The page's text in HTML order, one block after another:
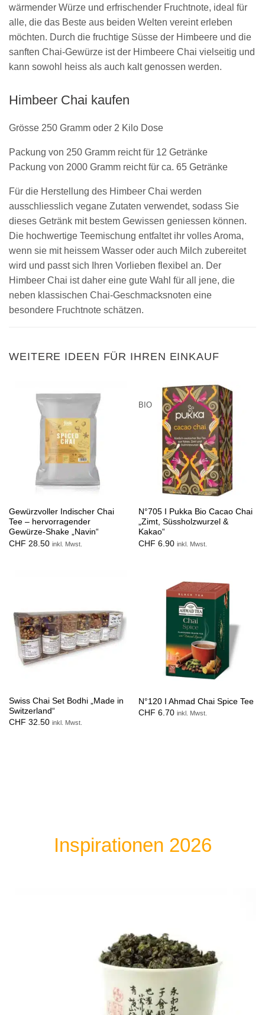
wärmender Würze und erfrischender Fruchtnote, ideal für
alle, die das Beste aus beiden Welten vereint erleben
möchten. Durch die fruchtige Süsse der Himbeere und die
sanften Chai-Gewürze ist der Himbeere Chai vielseitig und
kann sowohl heiss als auch kalt genossen werden.
Himbeer Chai kaufen
Grösse 250 Gramm oder 2 Kilo Dose
Packung von 250 Gramm reicht für 12 Getränke
Packung von 2000 Gramm reicht für ca. 65 Getränke
Für die Herstellung des Himbeer Chai werden
ausschliesslich vegane Zutaten verwendet, sodass Sie
dieses Getränk mit bestem Gewissen geniessen können.
Die hochwertige Teemischung entfaltet ihr volles Aroma,
wenn sie mit heissem Wasser oder auch Milch zubereitet
wird und passt sich Ihren Vorlieben flexibel an. Der
Himbeer Chai ist daher eine gute Wahl für all jene, die
neben klassischen Chai-Geschmacksnoten eine
besondere Fruchtnote schätzen.
WEITERE IDEEN FÜR IHREN EINKAUF
Gewürzvoller Indischer Chai
Tee – hervorragender
Gewürze-Shake „Navin“
CHF 28.50 inkl. Mwst.
BIO
N°705 I Pukka Bio Cacao Chai
„Zimt, Süssholzwurzel &
Kakao“
CHF 6.90 inkl. Mwst.
Swiss Chai Set Bodhi „Made in
Switzerland“
CHF 32.50 inkl. Mwst.
N°120 I Ahmad Chai Spice Tee
CHF 6.70 inkl. Mwst.
Inspirationen 2026